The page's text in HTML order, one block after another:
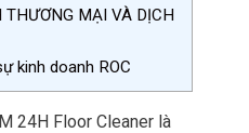
THƯƠNG MẠI VÀ DỊCH
kinh doanh ROC
24H Floor Cleaner là